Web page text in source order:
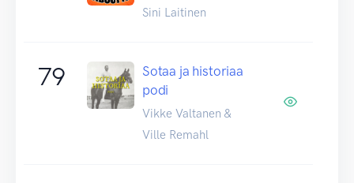
Sini Laitinen
79
Sotaa ja historiaa
podi
Vikke Valtanen &
Ville Remahl